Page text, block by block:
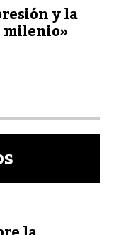
y la
milenio»